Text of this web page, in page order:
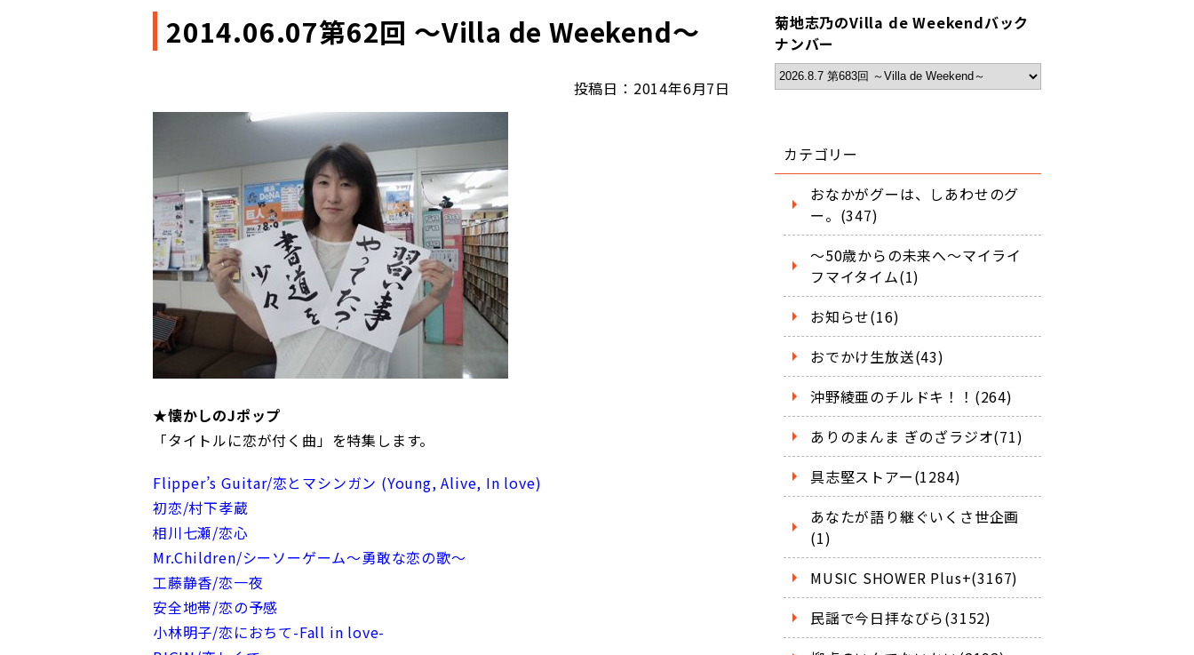
2014.06.07第62回 ～Villa de Weekend～
投稿日：2014年6月7日
★懐かしのJポップ
「タイトルに恋が付く曲」を特集します。
Flipper’s Guitar/恋とマシンガン (Young, Alive, In love)
初恋/村下孝蔵
相川七瀬/恋心
Mr.Children/シーソーゲーム～勇敢な恋の歌～
工藤静香/恋一夜
安全地帯/恋の予感
小林明子/恋におちて-Fall in love-
菊地志乃のVilla de Weekendバック
ナンバー
カテゴリー
おなかがグーは、しあわせのグ
ー。(347)
～50歳からの未来へ～マイライ
フマイタイム(1)
お知らせ(16)
おでかけ生放送(43)
沖野綾亜のチルドキ！！(264)
ありのまんま ぎのざラジオ(71)
具志堅ストアー(1284)
あなたが語り継ぐいくさ世企画
(1)
MUSIC SHOWER Plus+(3167)
民謡で今日拝なびら(3152)